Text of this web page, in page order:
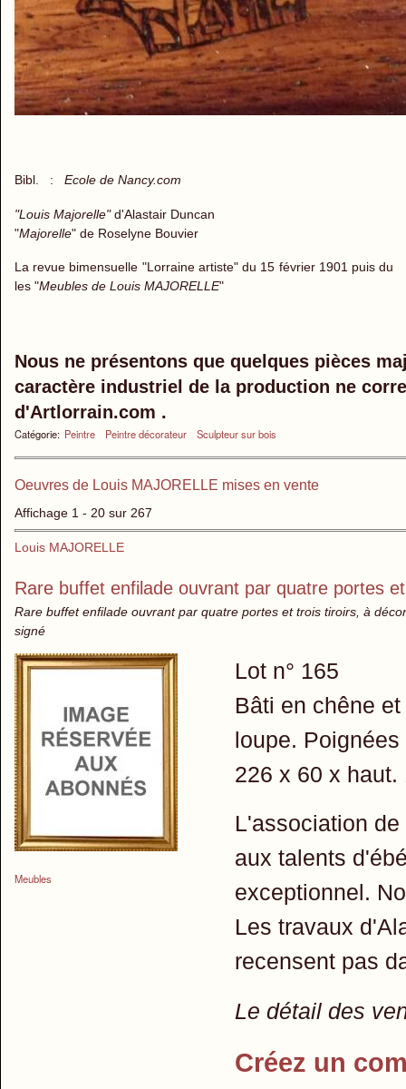
Bibl. : Ecole de Nancy.com
"Louis Majorelle"d'Alastair Duncan
"Majorelle" de Roselyne Bouvier
La revue bimensuelle "Lorraine artiste" du 15 février 1901 puis
les "Meubles de Louis MAJORELLE"
Nous ne présentons que quelques pièces
caractère industriel de la production ne
d'Artlorrain.com .
Catégorie: Peintre Peintre décorateur Sculpteur sur bois
Oeuvres de Louis MAJORELLE mises en vente
Affichage 1 - 20 sur 267
Louis MAJORELLE
Rare buffet enfilade ouvrant par quatre portes
Rare buffet enfilade ouvrant par quatre portes et trois tiroirs, à
signé
Meubles
Lot n° 165
Bâti en chêne
loupe.
226 x 60 x haut.
L'association
aux talents
exceptionnel.
Les travaux
recensent pas
Le détail des
Créez un